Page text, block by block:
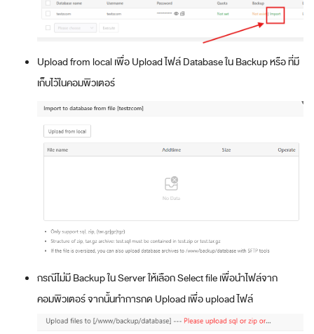
Upload from local เพื่อ Upload ไฟล์ Database ใน Backup หรือ ที่มี
เก็บไว้ในคอมพิวเตอร์
กรณีไม่มี Backup ใน Server ให้เลือก Select file เพื่อนำไฟล์จาก
คอมพิวเตอร์ จากนั้นทำการกด Upload เพื่อ upload ไฟล์